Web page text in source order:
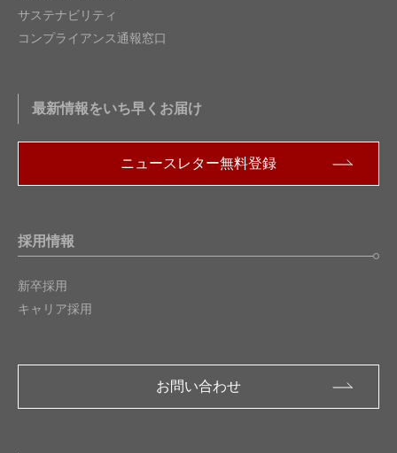
サステナビリティ
コンプライアンス通報窓口
最新情報をいち早くお届け
ニュースレター無料登録
採用情報
新卒採用
キャリア採用
お問い合わせ